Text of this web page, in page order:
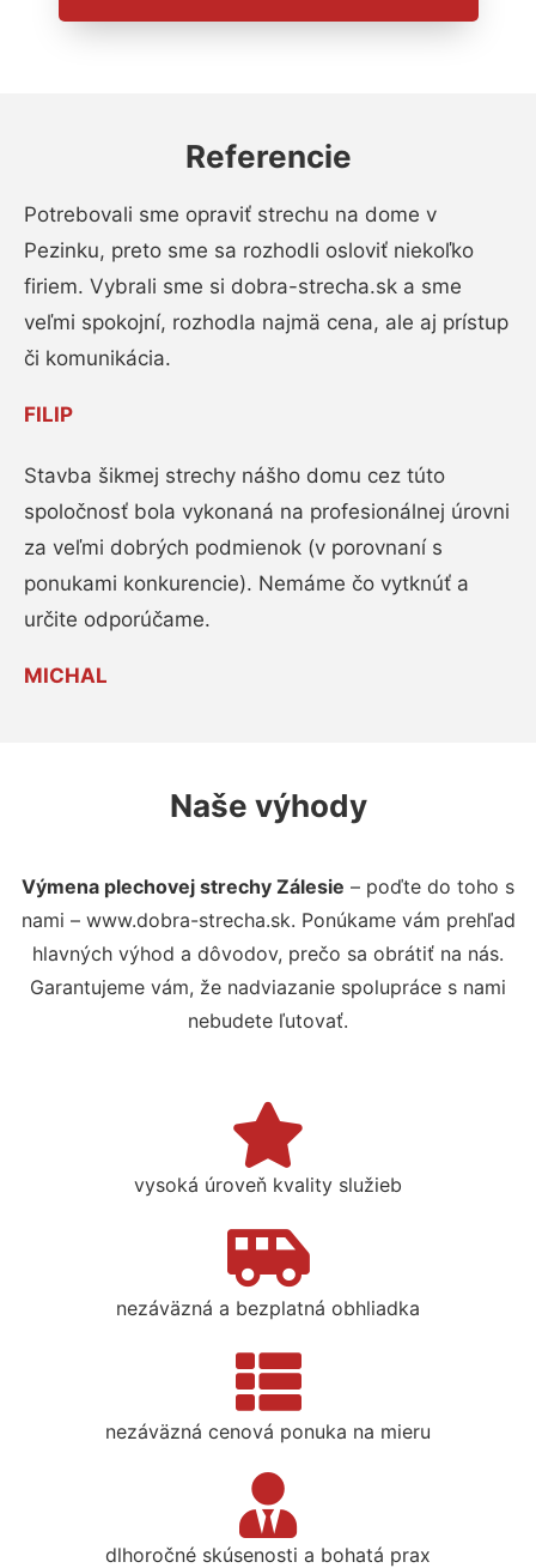
Referencie
Potrebovali sme opraviť strechu na dome v
Pezinku, preto sme sa rozhodli osloviť niekoľko
firiem. Vybrali sme si dobra-strecha.sk a sme
veľmi spokojní, rozhodla najmä cena, ale aj prístup
či komunikácia.
FILIP
Stavba šikmej strechy nášho domu cez túto
spoločnosť bola vykonaná na profesionálnej úrovni
za veľmi dobrých podmienok (v porovnaní s
ponukami konkurencie). Nemáme čo vytknúť a
určite odporúčame.
MICHAL
Naše výhody
Výmena plechovej strechy Zálesie – poďte do toho s
nami – www.dobra-strecha.sk. Ponúkame vám prehľad
hlavných výhod a dôvodov, prečo sa obrátiť na nás.
Garantujeme vám, že nadviazanie spolupráce s nami
nebudete ľutovať.
vysoká úroveň kvality služieb
nezáväzná a bezplatná obhliadka
nezáväzná cenová ponuka na mieru
dlhoročné skúsenosti a bohatá prax